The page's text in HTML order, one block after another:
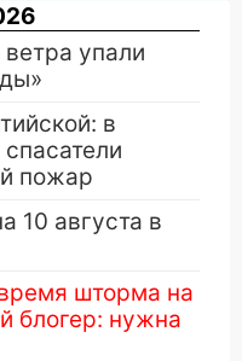
упали
в
пожар
10 августа в
шторма на
блогер: нужна